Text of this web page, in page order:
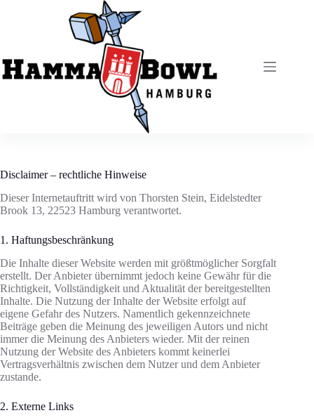
Disclaimer – rechtliche Hinweise
Dieser Internetauftritt wird von Thorsten Stein, Eidelstedter
Brook 13, 22523 Hamburg verantwortet.
1. Haftungsbeschränkung
Die Inhalte dieser Website werden mit größtmöglicher Sorgfalt
erstellt. Der Anbieter übernimmt jedoch keine Gewähr für die
Richtigkeit, Vollständigkeit und Aktualität der bereitgestellten
Inhalte. Die Nutzung der Inhalte der Website erfolgt auf
eigene Gefahr des Nutzers. Namentlich gekennzeichnete
Beiträge geben die Meinung des jeweiligen Autors und nicht
immer die Meinung des Anbieters wieder. Mit der reinen
Nutzung der Website des Anbieters kommt keinerlei
Vertragsverhältnis zwischen dem Nutzer und dem Anbieter
zustande.
2. Externe Links